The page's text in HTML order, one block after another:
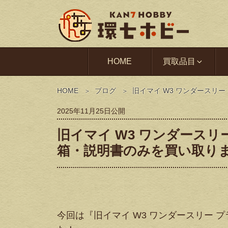
HOME 買取品目
HOME ブログ 旧イマイ W3 ワンダースリ
2025年11月25日公開
旧イマイ W3 ワンダース
箱・説明書のみを買い取り
今回は『旧イマイ W3 ワンダースリー